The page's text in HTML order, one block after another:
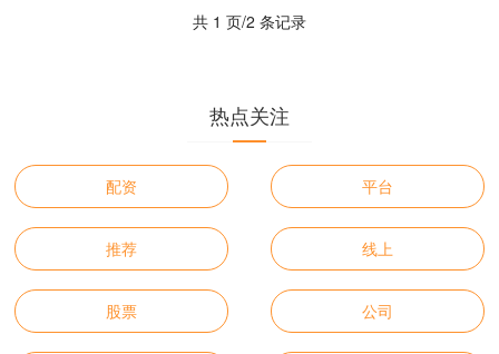
共 1 页/2 条记录
热点关注
配资 平台
推荐 线上
股票 公司